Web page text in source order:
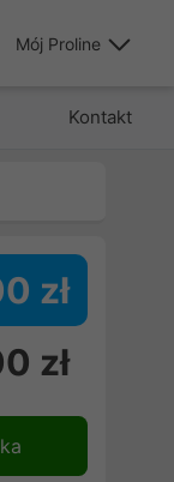
Mój Proline
Kontakt
zł
zł